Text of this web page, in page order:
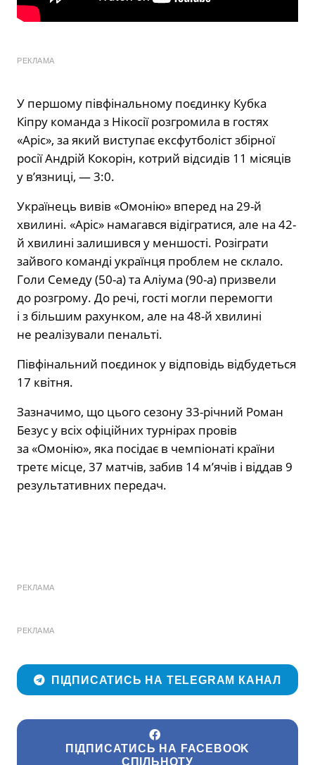
РЕКЛАМА
У першому півфінальному поєдинку Кубка
Кіпру команда з Нікосії розгромила в гостях
«Аріс», за який виступає ексфутболіст збірної
росії Андрій Кокорін, котрий відсидів 11 місяців
у в’язниці, — 3:0.
Українець вивів «Омонію» вперед на 29-й
хвилині. «Аріс» намагався відігратися, але на 42-
й хвилині залишився у меншості. Розіграти
зайвого команді українця проблем не склало.
Голи Семеду (50-а) та Аліума (90-а) призвели
до розгрому. До речі, гості могли перемогти
і з більшим рахунком, але на 48-й хвилині
не реалізували пенальті.
Півфінальний поєдинок у відповідь відбудеться
17 квітня.
Зазначимо, що цього сезону 33-річний Роман
Безус у всіх офіційних турнірах провів
за «Омонію», яка посідає в чемпіонаті країни
третє місце, 37 матчів, забив 14 м’ячів і віддав 9
результативних передач.
РЕКЛАМА
РЕКЛАМА
ПІДПИСАТИСЬ НА TELEGRAM КАНАЛ
ПІДПИСАТИСЬ НА FACEBOOK
СПІЛЬНОТУ